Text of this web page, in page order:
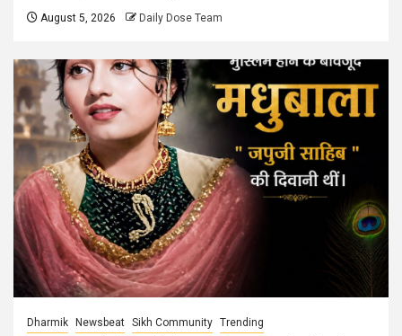
August 5, 2026 Daily Dose Team
Dharmik Newsbeat Sikh Community Trending